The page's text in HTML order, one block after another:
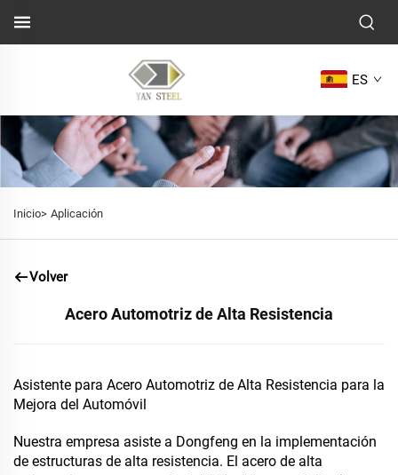
ES
Inicio> Aplicación
Volver
Acero Automotriz de Alta Resistencia
Asistente para Acero Automotriz de Alta Resistencia para la
Mejora del Automóvil
Nuestra empresa asiste a Dongfeng en la implementación
de estructuras de alta resistencia. El acero de alta